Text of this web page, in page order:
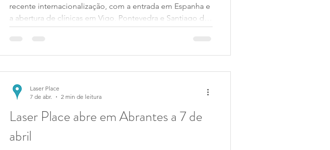
recente internacionalização, com a entrada em Espanha e
a abertura de clínicas em Vigo, Pontevedra e Santiago de
Compostela. Este passo marca o início da construção de
além do mercado nacional.
Laser Place abre em Abrantes a 7 de
abril
Laser Place
7 de abr.
2 min de leitura